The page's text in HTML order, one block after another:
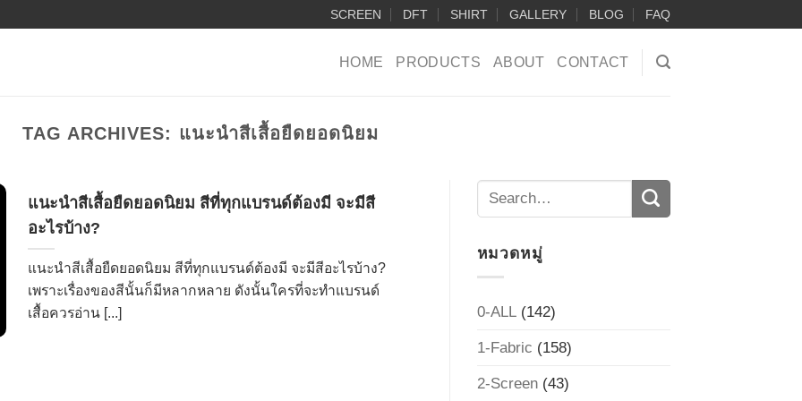
SCREEN DFT SHIRT GALLERY BLOG FAQ
HOME PRODUCTS ABOUT CONTACT
TAG ARCHIVES: แนะนำสีเสื้อยืดยอดนิยม
แนะนำสีเสื้อยืดยอดนิยม สีที่ทุกแบรนด์ต้องมี จะมีสี
อะไรบ้าง?
แนะนำสีเสื้อยืดยอดนิยม สีที่ทุกแบรนด์ต้องมี จะมีสีอะไรบ้าง?
เพราะเรื่องของสีนั้นก็มีหลากหลาย ดังนั้นใครที่จะทำแบรนด์
เสื้อควรอ่าน [...]
หมวดหมู่
0-ALL(142)
1-Fabric (158)
2-Screen(43)